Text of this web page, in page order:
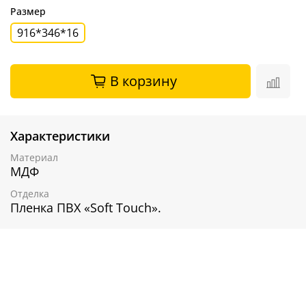
Размер
916*346*16
В корзину
Характеристики
Материал
МДФ
Отделка
Пленка ПВХ «Soft Touch».